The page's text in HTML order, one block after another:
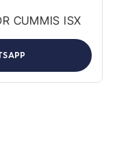
CUMMIS ISX